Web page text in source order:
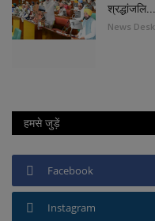
श्रद्धांजलि...
News Desk
हमसे जुड़ें
Facebook
Instagram